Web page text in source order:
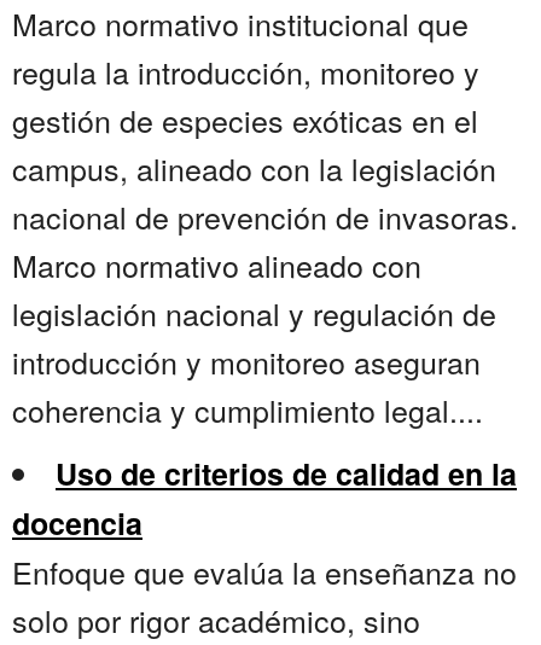
Marco normativo institucional que
regula la introducción, monitoreo y
gestión de especies exóticas en el
campus, alineado con la legislación
nacional de prevención de invasoras.
Marco normativo alineado con
legislación nacional y regulación de
introducción y monitoreo aseguran
coherencia y cumplimiento legal....
Uso de criterios de calidad en la
docencia
Enfoque que evalúa la enseñanza no
solo por rigor académico, sino